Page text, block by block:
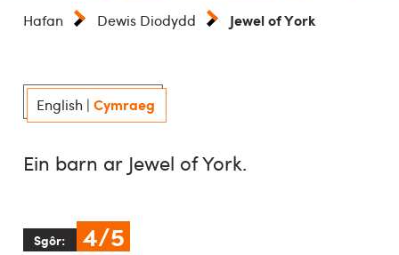
Hafan Dewis Diodydd Jewel of York
English | Cymraeg
Ein barn ar Jewel of York.
Sgôr: 4/5